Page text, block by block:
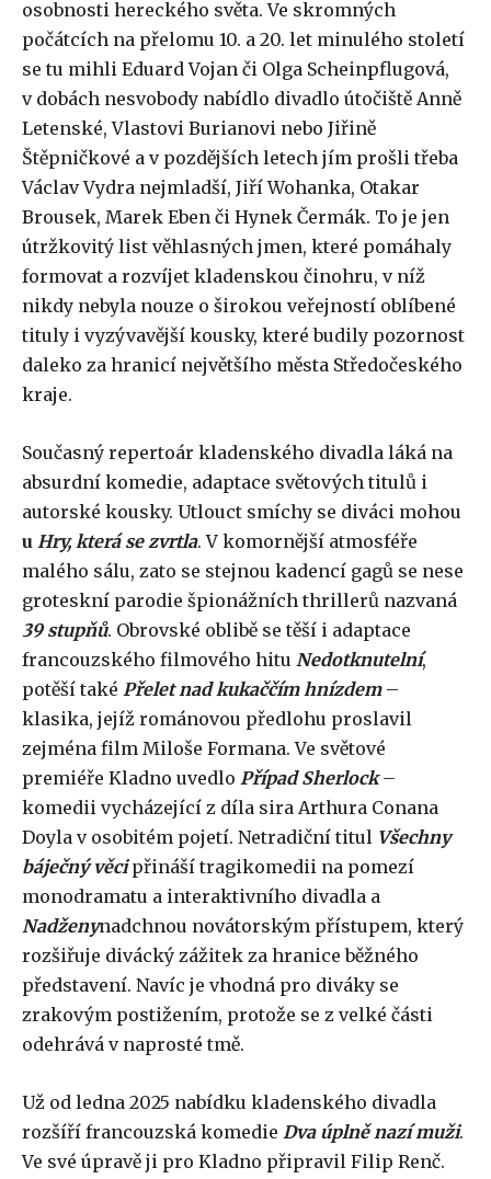
osobnosti hereckého světa. Ve skromných
počátcích na přelomu 10. a 20. let minulého století
se tu mihli Eduard Vojan či Olga Scheinpflugová,
v dobách nesvobody nabídlo divadlo útočiště Anně
Letenské, Vlastovi Burianovi nebo Jiřině
Štěpničkové a v pozdějších letech jím prošli třeba
Václav Vydra nejmladší, Jiří Wohanka, Otakar
Brousek, Marek Eben či Hynek Čermák. To je jen
útržkovitý list věhlasných jmen, které pomáhaly
formovat a rozvíjet kladenskou činohru, v níž
nikdy nebyla nouze o širokou veřejností oblíbené
tituly i vyzývavější kousky, které budily pozornost
daleko za hranicí největšího města Středočeského
kraje.
Současný repertoár kladenského divadla láká na
absurdní komedie, adaptace světových titulů i
autorské kousky. Utlouct smíchy se diváci mohou
u Hry, která se zvrtla. V komornější atmosféře
malého sálu, zato se stejnou kadencí gagů se nese
groteskní parodie špionážních thrillerů nazvaná
39 stupňů. Obrovské oblibě se těší i adaptace
francouzského filmového hitu Nedotknutelní,
potěší také Přelet nad kukaččím hnízdem–
klasika, jejíž románovou předlohu proslavil
zejména film Miloše Formana. Ve světové
premiéře Kladno uvedlo Případ Sherlock–
komedii vycházející z díla sira Arthura Conana
Doyla v osobitém pojetí. Netradiční titul Všechny
báječný věcipřináší tragikomedii na pomezí
monodramatu a interaktivního divadla a
Nadženynadchnou novátorským přístupem, který
rozšiřuje divácký zážitek za hranice běžného
představení. Navíc je vhodná pro diváky se
zrakovým postižením, protože se z velké části
odehrává v naprosté tmě.
Už od ledna 2025 nabídku kladenského divadla
rozšíří francouzská komedie Dva úplně nazí muži.
Ve své úpravě ji pro Kladno připravil Filip Renč.